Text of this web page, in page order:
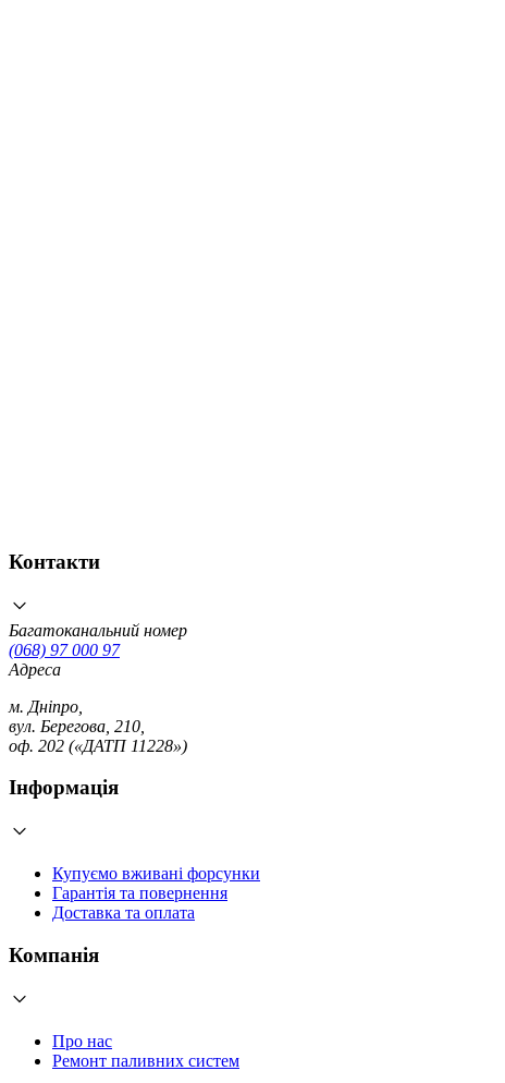
Контакти
Багатоканальний номер
(068) 97 000 97
Адреса
м. Дніпро,
вул. Берегова, 210,
оф. 202 («ДАТП 11228»)
Інформація
Купуємо вживані форсунки
Гарантія та повернення
Доставка та оплата
Компанія
Про нас
Ремонт паливних систем